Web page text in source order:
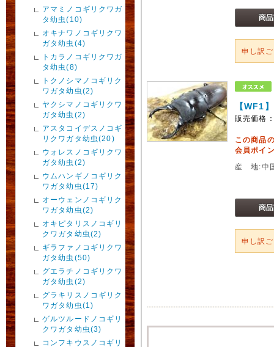
アマミノコギリクワガ
タ幼虫(10)
オキナワノコギリクワ
ガタ幼虫(4)
トカラノコギリクワガ
タ幼虫(8)
トクノシマノコギリク
ワガタ幼虫(2)
ヤクシマノコギリクワ
ガタ幼虫(2)
アスタコイデスノコギ
リクワガタ幼虫(20)
ウォレスノコギリクワ
ガタ幼虫(2)
ウムハンギノコギリク
ワガタ幼虫(17)
オーウェンノコギリク
ワガタ幼虫(2)
オキピタリスノコギリ
クワガタ幼虫(2)
ギラファノコギリクワ
ガタ幼虫(50)
グエラチノコギリクワ
ガタ幼虫(2)
グラキリスノコギリク
ワガタ幼虫(1)
ゲルツルードノコギリ
クワガタ幼虫(3)
コンフキウスノコギリ
申し訳
【WF1
販売価格
この商品
会員ポイ
産 地:中
申し訳